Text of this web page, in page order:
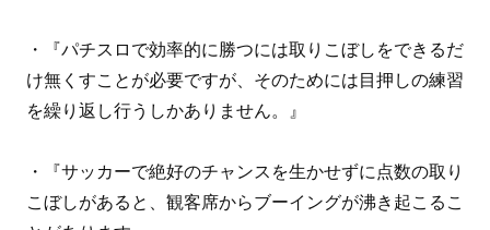
・『パチスロで効率的に勝つには取りこぼしをできるだ
け無くすことが必要ですが、そのためには目押しの練習
を繰り返し行うしかありません。』
・『サッカーで絶好のチャンスを生かせずに点数の取り
こぼしがあると、観客席からブーイングが沸き起こるこ